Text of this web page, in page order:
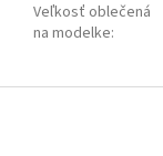
Veľkosť oblečená
na modelke:
Z